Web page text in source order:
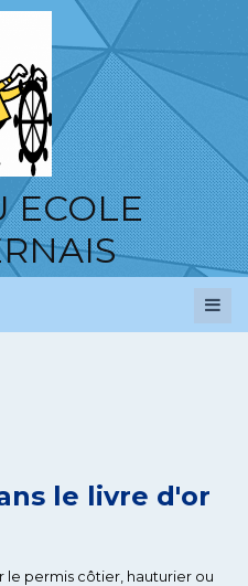
ECOLE
le livre d'or
le permis côtier, hauturier ou